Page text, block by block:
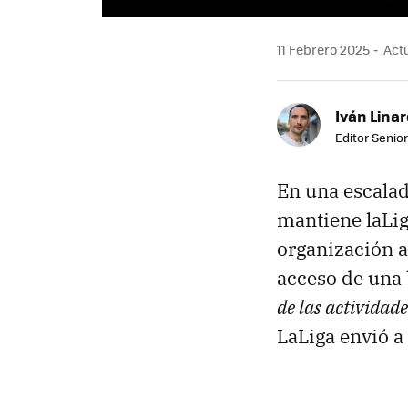
11 Febrero 2025
Iván
Editor Senior
En una
mantiene
organización
acceso de
de las
LaLiga envió